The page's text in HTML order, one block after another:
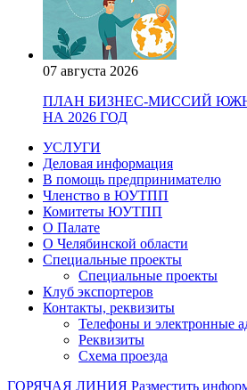
07 августа 2026
ПЛАН БИЗНЕС-МИССИЙ
НА 2026 ГОД
УСЛУГИ
Деловая информация
В помощь предпринимателю
Членство в ЮУТПП
Комитеты ЮУТПП
О Палате
О Челябинской области
Специальные проекты
Специальные проекты
Клуб экспортеров
Контакты, реквизиты
Телефоны и электронные
Реквизиты
Схема проезда
ГОРЯЧАЯ ЛИНИЯ Разместить